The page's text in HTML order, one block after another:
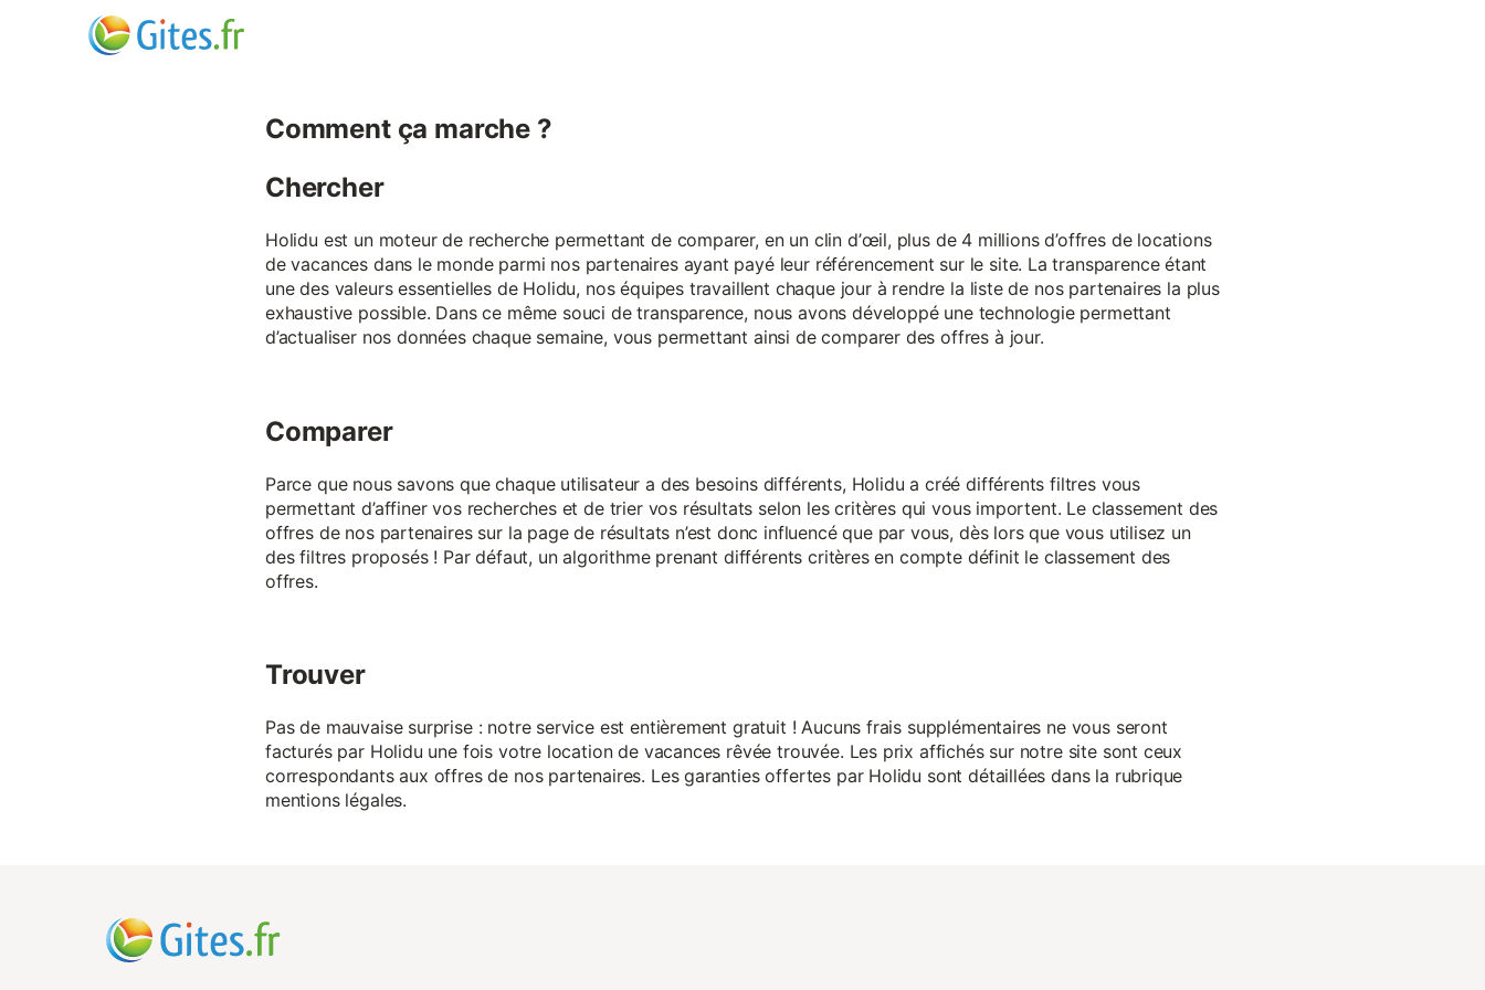
Comment ça marche ?
Chercher
Holidu est un moteur de recherche permettant de comparer, en un clin d’œil, plus de 4 millions d’offres de locations
de vacances dans le monde parmi nos partenaires ayant payé leur référencement sur le site. La transparence étant
une des valeurs essentielles de Holidu, nos équipes travaillent chaque jour à rendre la liste de nos partenaires la plus
exhaustive possible. Dans ce même souci de transparence, nous avons développé une technologie permettant
d’actualiser nos données chaque semaine, vous permettant ainsi de comparer des offres à jour.
Comparer
Parce que nous savons que chaque utilisateur a des besoins différents, Holidu a créé différents filtres vous
permettant d’affiner vos recherches et de trier vos résultats selon les critères qui vous importent. Le classement des
offres de nos partenaires sur la page de résultats n’est donc influencé que par vous, dès lors que vous utilisez un
des filtres proposés ! Par défaut, un algorithme prenant différents critères en compte définit le classement des
offres.
Trouver
Pas de mauvaise surprise : notre service est entièrement gratuit ! Aucuns frais supplémentaires ne vous seront
facturés par Holidu une fois votre location de vacances rêvée trouvée. Les prix affichés sur notre site sont ceux
correspondants aux offres de nos partenaires. Les garanties offertes par Holidu sont détaillées dans la rubrique
mentions légales.